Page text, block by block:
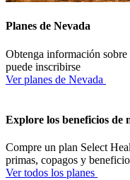
Planes de Nevada
Obtenga información
puede inscribirse
Ver planes de Nevada
Explore los beneficios de
Compre un plan Select
primas, copagos y
Ver todos los planes